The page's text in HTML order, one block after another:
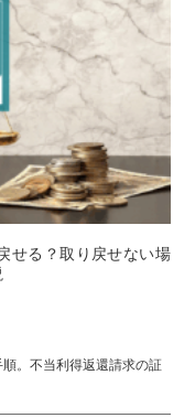
せる？取り戻せない場
。不当利得返還請求の証